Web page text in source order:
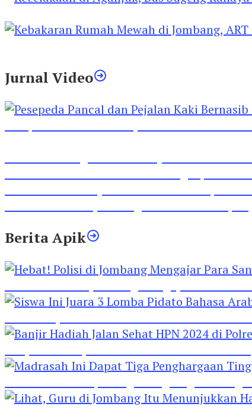
Jurnal Video
Berita Apik